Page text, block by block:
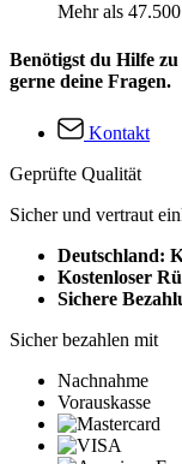
Mehr als
Benötigst du Hilfe
gerne deine Fragen.
Kontakt
Geprüfte Qualität
Sicher und vertraut
Deutschland:
Kostenloser
Sichere
Sicher bezahlen mit
Nachnahme
Vorauskasse